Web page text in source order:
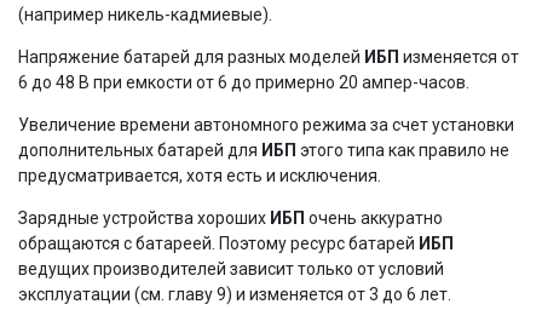
(например никель-кадмиевые).
Напряжение батарей для разных моделей ИБП изменяется от
6 до 48 В при емкости от 6 до примерно 20 ампер-часов.
Увеличение времени автономного режима за счет установки
дополнительных батарей для ИБП этого типа как правило не
предусматривается, хотя есть и исключения.
Зарядные устройства хороших ИБП очень аккуратно
обращаются с батареей. Поэтому ресурс батарей ИБП
ведущих производителей зависит только от условий
эксплуатации (см. главу 9) и изменяется от 3 до 6 лет.